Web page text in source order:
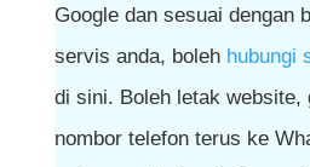
Google dan sesuai dengan
servis anda, boleh hubungi
di sini. Boleh letak website,
nombor telefon terus ke